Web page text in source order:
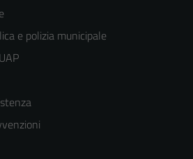
e polizia municipale